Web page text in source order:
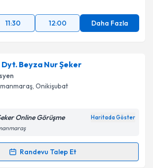
işlenmesini kabul ediyorum.
11:30 12:00 Daha Fazla
Dyt. Beyza Nur Şeker
, Onikişubat
Online Görüşme Haritada Göster
Randevu Talep Et
Takvimi Talebi